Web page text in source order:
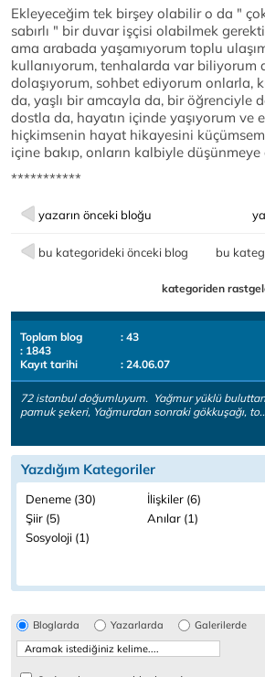
Ekleyeceğim tek birşey olabilir o da "
sabırlı " bir duvar işçisi olabilmek
ama arabada yaşamıyorum toplu
kullanıyorum, tenhalarda var biliyorum
dolaşıyorum, sohbet ediyorum onlarla,
da, yaşlı bir amcayla da, bir öğrenciyle
dostla da, hayatın içinde yaşıyorum ve
hiçkimsenin hayat hikayesini
içine bakıp, onların kalbiyle düşünmeye
***********
yazarın önceki bloğu
bu kategorideki önceki blog bu
kategoriden
Toplam blog
: 43
: 1843
Kayıt tarihi
: 24.06.07
72 istanbul doğumluyum. Yağmur yüklü buluttan
pamuk şekeri, Yağmurdan sonraki gökkuşağı, to..
Yazdığım Kategoriler
Deneme (30)
İlişkiler (6)
Şiir (5)
Anılar (1)
Sosyoloji (1)
Bloglarda Yazarlarda Galerilerde